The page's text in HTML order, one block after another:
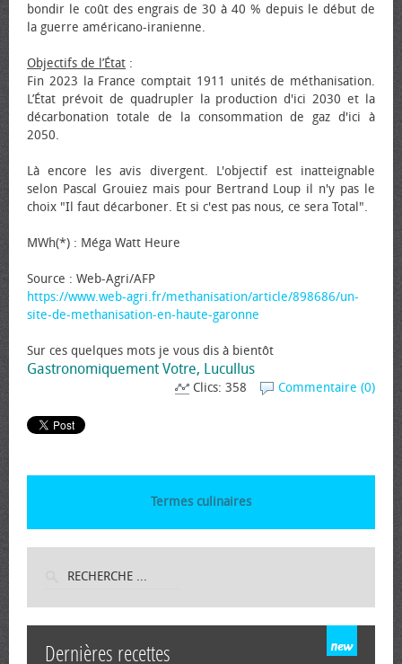
bondir le coût des engrais de 30 à 40 % depuis le début de
la guerre américano-iranienne.
Objectifs de l’État :
Fin 2023 la France comptait 1911 unités de méthanisation.
L’État prévoit de quadrupler la production d'ici 2030 et la
décarbonation totale de la consommation de gaz d'ici à
2050.
Là encore les avis divergent. L'objectif est inatteignable
selon Pascal Grouiez mais pour Bertrand Loup il n'y pas le
choix "Il faut décarboner. Et si c'est pas nous, ce sera Total".
MWh(*) : Méga Watt Heure
Source : Web-Agri/AFP
https://www.web-agri.fr/methanisation/article/898686/un-
site-de-methanisation-en-haute-garonne
Sur ces quelques mots je vous dis à bientôt
Gastronomiquement Votre, Lucullus
Commentaire (0)
Clics: 358
Termes culinaires
Dernières recettes